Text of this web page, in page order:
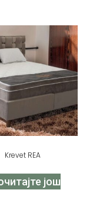
Krevet REA
још